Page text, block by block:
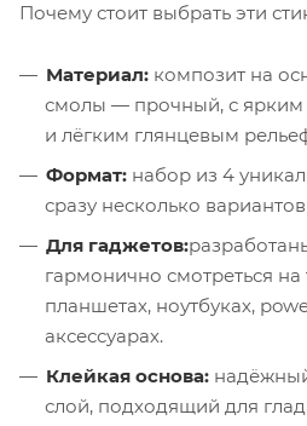
Почему стоит выбрать эти
Материал: композит на
смолы — прочный, с
и лёгким глянцевым
Формат: набор из 4
сразу несколько
Для гаджетов:
гармонично смотреться на
планшетах, ноутбуках,
аксессуарах.
Клейкая основа:
слой, подходящий для